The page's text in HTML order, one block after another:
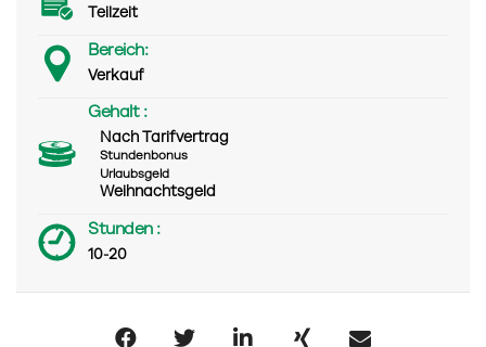
Teilzeit
Bereich:
Verkauf
Gehalt :
Nach Tarifvertrag
Stundenbonus
Urlaubsgeld
Weihnachtsgeld
Stunden :
10-20